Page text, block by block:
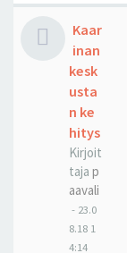
Kaar
inan
kesk
usta
n ke
hitys
Kirjoit
taja p
aavali
- 23.0
8.18 1
4:14